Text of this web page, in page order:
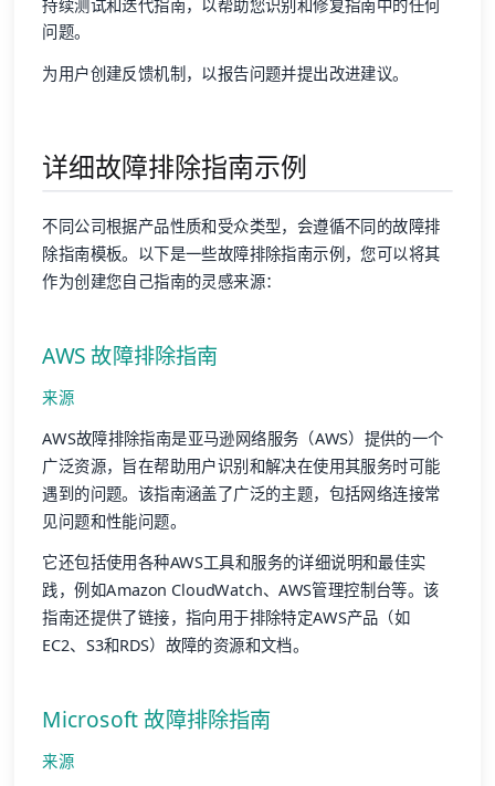
持续测试和迭代指南，以帮助您识别和修复指南中的任何
问题。
为用户创建反馈机制，以报告问题并提出改进建议。
详细故障排除指南示例
不同公司根据产品性质和受众类型，会遵循不同的故障排
除指南模板。以下是一些故障排除指南示例，您可以将其
作为创建您自己指南的灵感来源：
AWS 故障排除指南
来源
AWS故障排除指南是亚马逊网络服务（AWS）提供的一个
广泛资源，旨在帮助用户识别和解决在使用其服务时可能
遇到的问题。该指南涵盖了广泛的主题，包括网络连接常
见问题和性能问题。
它还包括使用各种AWS工具和服务的详细说明和最佳实
践，例如Amazon CloudWatch、AWS管理控制台等。该
指南还提供了链接，指向用于排除特定AWS产品（如
EC2、S3和RDS）故障的资源和文档。
Microsoft 故障排除指南
来源